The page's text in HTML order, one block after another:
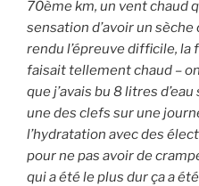
70ème km, un vent chaud
sensation d’avoir un
rendu l’épreuve difficile,
faisait tellement chaud –
que j’avais bu 8 litres
une des clefs sur une
l’hydratation avec des
pour ne pas avoir de
qui a été le plus dur ça a